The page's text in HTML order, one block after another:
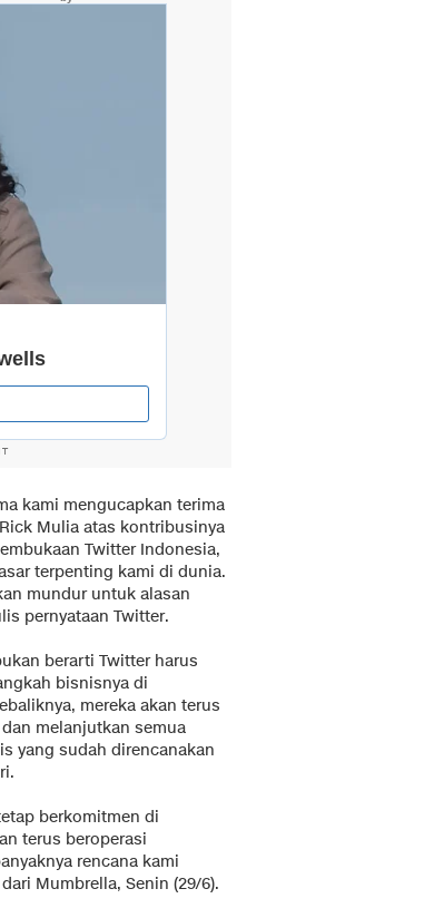
kami mengucapkan terima
Mulia atas kontribusinya
Twitter Indonesia,
terpenting kami di dunia.
mundur untuk alasan
pernyataan Twitter.
berarti Twitter harus
bisnisnya di
mereka akan terus
melanjutkan semua
yang sudah direncanakan
berkomitmen di
terus beroperasi
rencana kami
Mumbrella, Senin (29/6).